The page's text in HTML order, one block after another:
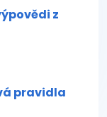
z
pravidla